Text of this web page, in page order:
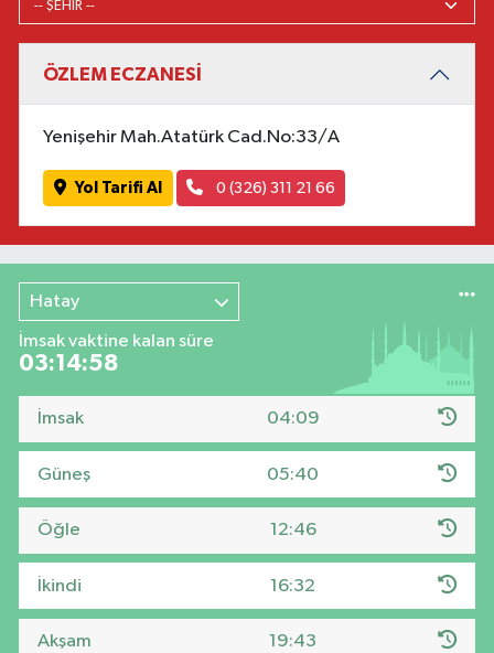
ÖZLEM ECZANESİ
Yenişehir Mah.Atatürk Cad.No:33/A
Yol Tarifi Al 0 (326) 311 21 66
Hatay
İmsak vaktine kalan süre
03:14:57
İmsak 04:09
Güneş 05:40
Öğle 12:46
İkindi 16:32
Akşam 19:43